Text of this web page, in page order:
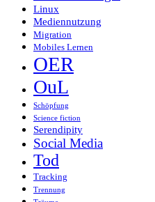
Linux
Mediennutzung
Migration
Mobiles Lernen
OER
OuL
Schöpfung
Science fiction
Serendipity
Social Media
Tod
Tracking
Trennung